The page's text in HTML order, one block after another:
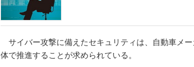
サイバー攻撃に備えたセキュリティは、自動車メ
体で推進することが求められている。